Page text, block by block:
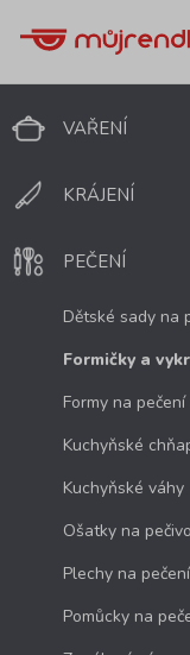
VAŘENÍ
KRÁJENÍ
PEČENÍ
Dětské sady na
Formičky a
Formy na pečení
Kuchyňské
Kuchyňské váhy
Ošatky na pečivo
Plechy na
Pomůcky na